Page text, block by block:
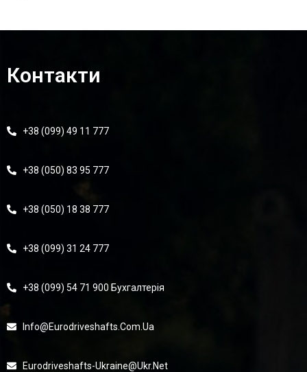
Контакти
+38 (099) 49 11 777
+38 (050) 83 95 777
+38 (050) 18 38 777
+38 (099) 31 24 777
+38 (099) 54 71 900 Бухгалтерія
Info@eurodriveshafts.com.ua
Eurodriveshafts-Ukraine@ukr.net